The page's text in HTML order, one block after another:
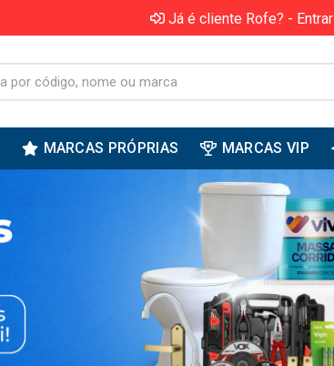
Já é cliente Rofe? - Entrar
MARCAS PRÓPRIAS MARCAS VIP